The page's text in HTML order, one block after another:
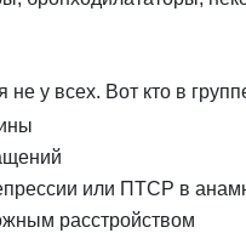
не у всех. Вот кто в
или ПТСР в
расстройством